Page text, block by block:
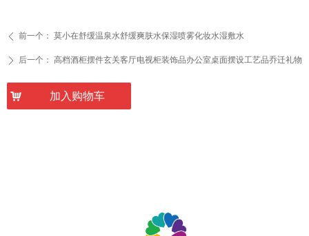
ꄴ 前一个： 莫小在舒缓温泉水舒缓爽肤水保湿喷雾化妆水湿敷水
ꄲ 后一个： 高档酒柜摆件玄关客厅电视柜装饰品办公室桌面摆设工艺品乔迁礼物
낙 加入购物车